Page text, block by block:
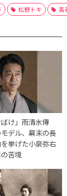
松野トキ 高
け」雨清水傳
モデル、幕末の長
挙げた小泉弥右
苦境